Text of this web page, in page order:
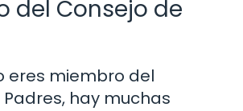
del Consejo de
eres miembro del
hay muchas